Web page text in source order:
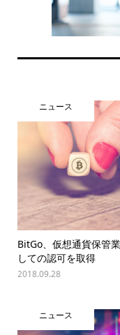
ニュース
BitGo、仮想通貨保管
しての認可を取得
2018.09.28
ニュース